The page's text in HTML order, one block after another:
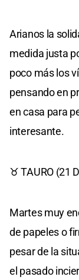
Arianos la
medida justa
poco más los
pensando en
en casa para
interesante.
♉ TAURO (21
Martes muy
de papeles o
pesar de la
el pasado